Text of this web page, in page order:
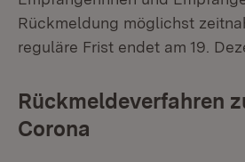
Rückmeldung möglichst
reguläre Frist endet am 19.
Rückmeldeverfahren
Corona